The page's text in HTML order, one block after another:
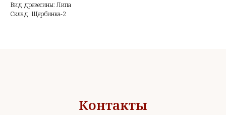
Вид древесины: Липа
Склад: Щербинка-2
Контакты